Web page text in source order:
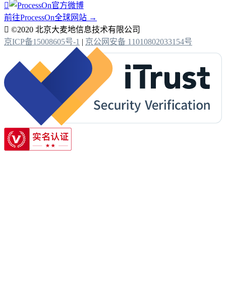

前往ProcessOn全球网站 →
 ©2020 北京大麦地信息技术有限公司
京ICP备15008605号-1 | 京公网安备 11010802033154号